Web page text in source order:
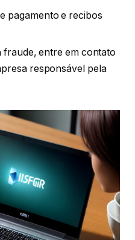
pagamento e recibos
fraude, entre em contato
responsável pela